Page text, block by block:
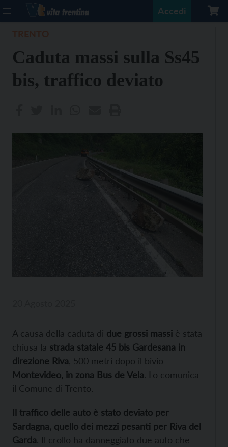
Accedi
Caduta massi sulla Ss45
bis, traffico deviato
A causa della caduta di due grossi massi è stata
chiusa la strada statale 45 bis Gardesana in
direzione Riva , 500 metri dopo il bivio
Montevideo, in zona Bus de Vela. Lo comunica
il Comune di Trento.
Il traffico delle auto è stato deviato per
Sardagna, quello dei mezzi pesanti per Riva del
Garda. Il crollo ha danneggiato due auto che